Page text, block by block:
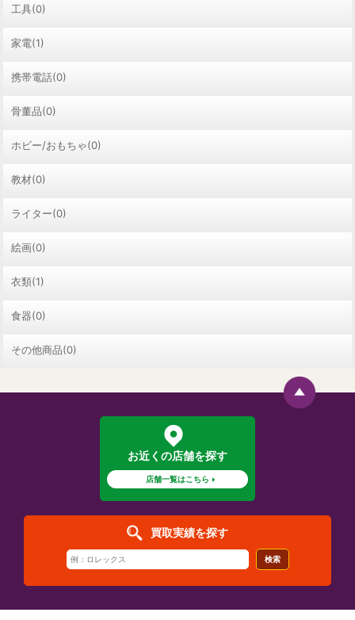
工具(0)
家電(1)
携帯電話(0)
骨董品(0)
ホビー/おもちゃ(0)
教材(0)
ライター(0)
絵画(0)
衣類(1)
食器(0)
その他商品(0)
お近くの店舗を探す
店舗一覧はこちら
買取実績を探す
検索